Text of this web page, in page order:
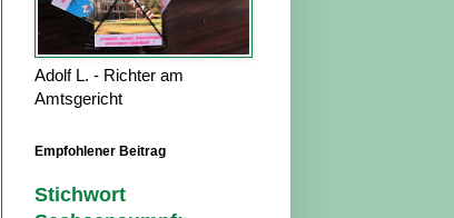
Adolf L. - Richter am
Amtsgericht
Empfohlener Beitrag
Stichwort